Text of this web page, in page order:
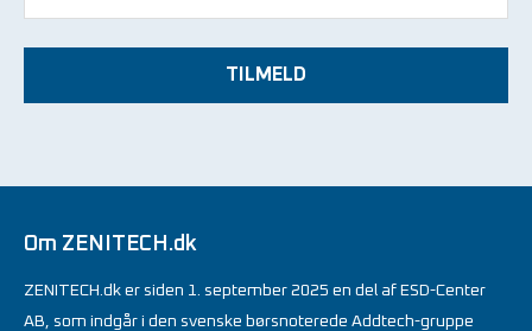
TILMELD
Om ZENITECH.dk
ZENITECH.dk er siden 1. september 2025 en del af ESD-Center
AB, som indgår i den svenske børsnoterede Addtech-gruppe